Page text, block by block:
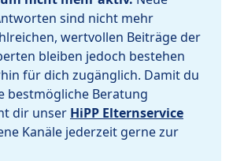
sind nicht mehr
wertvollen Beiträge der
bleiben jedoch bestehen
für dich zugänglich. Damit du
bestmögliche Beratung
dir unser HiPP Elternservice
Kanäle jederzeit gerne zur